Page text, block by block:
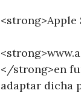
</strong>en
adaptar dicha